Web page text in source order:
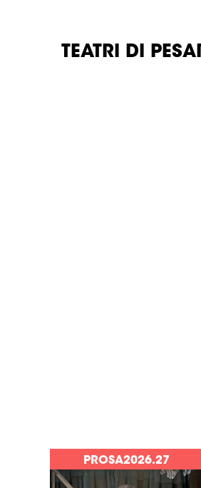
TEATRI DI
PROSA2026.27